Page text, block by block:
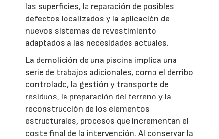
las superficies, la reparación de posibles
defectos localizados y la aplicación de
nuevos sistemas de revestimiento
adaptados a las necesidades actuales.
La demolición de una piscina implica una
serie de trabajos adicionales, como el derribo
controlado, la gestión y transporte de
residuos, la preparación del terreno y la
reconstrucción de los elementos
estructurales, procesos que incrementan el
coste final de la intervención. Al conservar la